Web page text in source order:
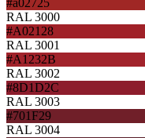
RAL 3000
#A02128
RAL 3001
#A1232B
RAL 3002
#8D1D2C
RAL 3003
#701F29
RAL 3004